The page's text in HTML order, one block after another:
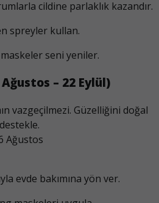
cildine parlaklık kazandır.
spreyler kullan.
maskeler seni yeniler.
– 22 Eylül)
vazgeçilmezi. Güzelliğini doğal
Ağustos
evde bakımına yön ver.